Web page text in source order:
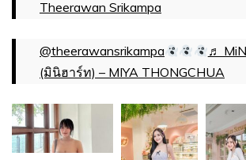
Theerawan Srikampa
@theerawansrikampa
♬
(มินิฮาร์ท) – MIYA THONGCHUA